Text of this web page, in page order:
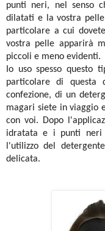
punti neri, nel senso
dilatati e la vostra
particolare a cui
vostra pelle apparirà
piccoli e meno evidenti.
Io uso spesso questo
particolare di
confezione, di un
magari siete in viaggio
con voi. Dopo
idratata e i punti neri
l'utilizzo del
delicata.